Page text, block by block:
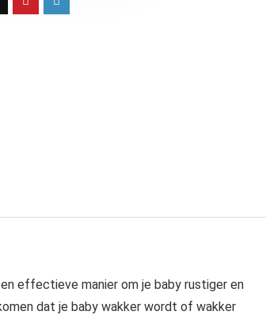
effectieve manier om je baby rustiger en
dat je baby wakker wordt of wakker